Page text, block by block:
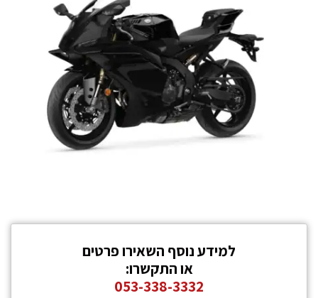
למידע נוסף השאירו פרטים
או התקשרו:
053-338-3332